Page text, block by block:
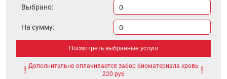
Выбрано: 0
На сумму: 0
Посмотреть выбранные услуги
Дополнительно оплачивается забор биоматериала кровь
220 руб